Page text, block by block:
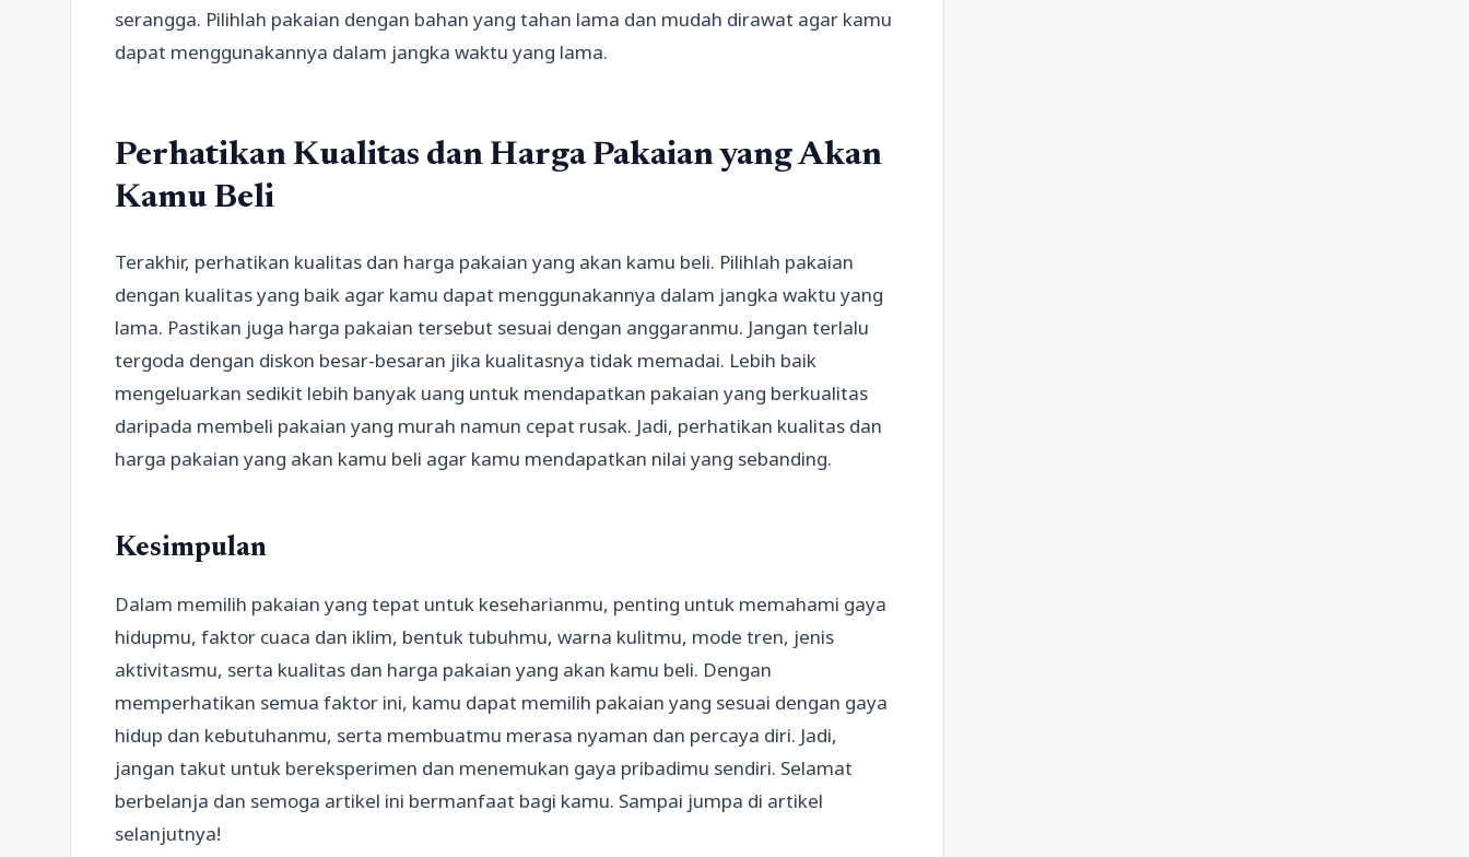
serangga. Pilihlah pakaian dengan bahan yang tahan lama dan mudah dirawat agar kamu
dapat menggunakannya dalam jangka waktu yang lama.
Perhatikan Kualitas dan Harga Pakaian yang Akan
Kamu Beli
Terakhir, perhatikan kualitas dan harga pakaian yang akan kamu beli. Pilihlah pakaian
dengan kualitas yang baik agar kamu dapat menggunakannya dalam jangka waktu yang
lama. Pastikan juga harga pakaian tersebut sesuai dengan anggaranmu. Jangan terlalu
tergoda dengan diskon besar-besaran jika kualitasnya tidak memadai. Lebih baik
mengeluarkan sedikit lebih banyak uang untuk mendapatkan pakaian yang berkualitas
daripada membeli pakaian yang murah namun cepat rusak. Jadi, perhatikan kualitas dan
harga pakaian yang akan kamu beli agar kamu mendapatkan nilai yang sebanding.
Kesimpulan
Dalam memilih pakaian yang tepat untuk keseharianmu, penting untuk memahami gaya
hidupmu, faktor cuaca dan iklim, bentuk tubuhmu, warna kulitmu, mode tren, jenis
aktivitasmu, serta kualitas dan harga pakaian yang akan kamu beli. Dengan
memperhatikan semua faktor ini, kamu dapat memilih pakaian yang sesuai dengan gaya
hidup dan kebutuhanmu, serta membuatmu merasa nyaman dan percaya diri. Jadi,
jangan takut untuk bereksperimen dan menemukan gaya pribadimu sendiri. Selamat
berbelanja dan semoga artikel ini bermanfaat bagi kamu. Sampai jumpa di artikel
selanjutnya!